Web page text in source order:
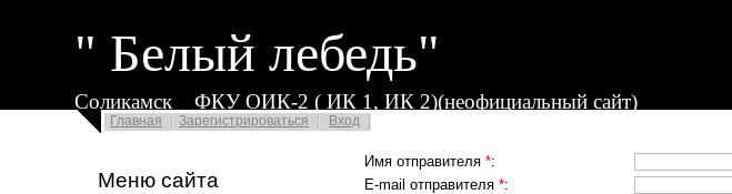
" Белый лебедь"
СоликамскФКУ ОИК-2 ( ИК 1, ИК 2)(неофициальный сайт)
Главная Зарегистрироваться Вход
Меню сайта
Имя отправителя *:
E-mail отправителя *: